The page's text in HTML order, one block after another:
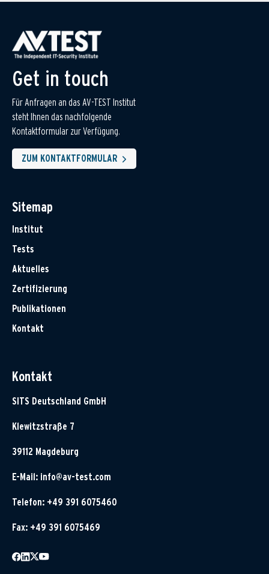
Get in touch
Für Anfragen an das AV-TEST Institut
steht Ihnen das nachfolgende
Kontaktformular zur Verfügung.
ZUM KONTAKTFORMULAR
Sitemap
Institut
Tests
Aktuelles
Zertifizierung
Publikationen
Kontakt
Kontakt
SITS Deutschland GmbH
Klewitzstraße 7
39112 Magdeburg
E-Mail: info@av-test.com
Telefon: +49 391 6075460
Fax: +49 391 6075469